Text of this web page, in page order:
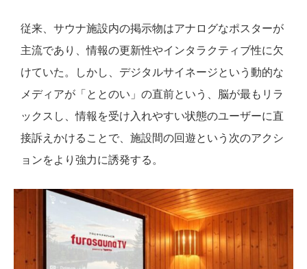
従来、サウナ施設内の掲示物はアナログなポスターが
主流であり、情報の更新性やインタラクティブ性に欠
けていた。しかし、デジタルサイネージという動的な
メディアが「ととのい」の直前という、脳が最もリラ
ックスし、情報を受け入れやすい状態のユーザーに直
接訴えかけることで、施設間の回遊という次のアクシ
ョンをより強力に誘発する。